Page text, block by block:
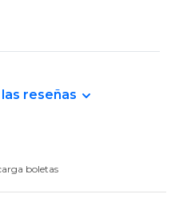
reseñas
boletas